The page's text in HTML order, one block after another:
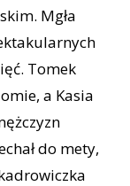
Mgła
Tomek
a Kasia
do mety,